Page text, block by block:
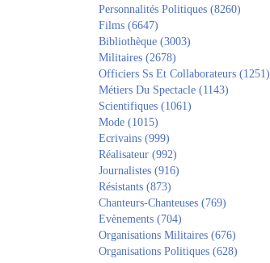
Personnalités Politiques (8260)
Films (6647)
Bibliothèque (3003)
Militaires (2678)
Officiers Ss Et Collaborateurs (1251)
Métiers Du Spectacle (1143)
Scientifiques (1061)
Mode (1015)
Ecrivains (999)
Réalisateur (992)
Journalistes (916)
Résistants (873)
Chanteurs-Chanteuses (769)
Evènements (704)
Organisations Militaires (676)
Organisations Politiques (628)